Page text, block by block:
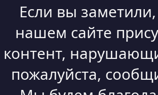
Если вы
нашем сайте
контент,
пожалуйста,